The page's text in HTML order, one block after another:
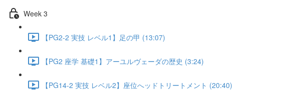
Week 3
【PG2-2 実技 レベル1】足の甲 (13:07)
【PG2 座学 基礎1】アーユルヴェーダの歴史 (3:24)
【PG14-2 実技 レベル2】座位へッドトリートメント (20:40)